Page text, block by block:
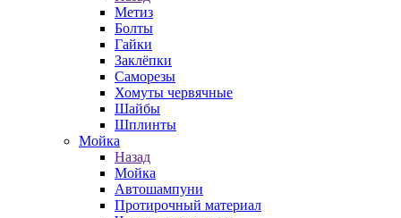
Метиз
Болты
Гайки
Заклёпки
Саморезы
Хомуты червячные
Шайбы
Шплинты
Мойка
Назад
Мойка
Автошампуни
Протирочный материал